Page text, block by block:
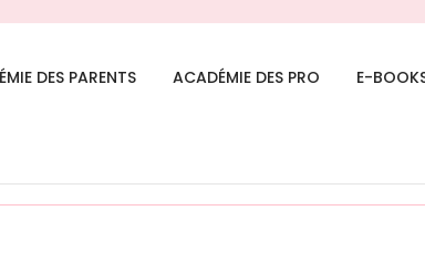
DES PARENTS ACADÉMIE DES PRO E-
– KARANDJA» a été ajouté à votre